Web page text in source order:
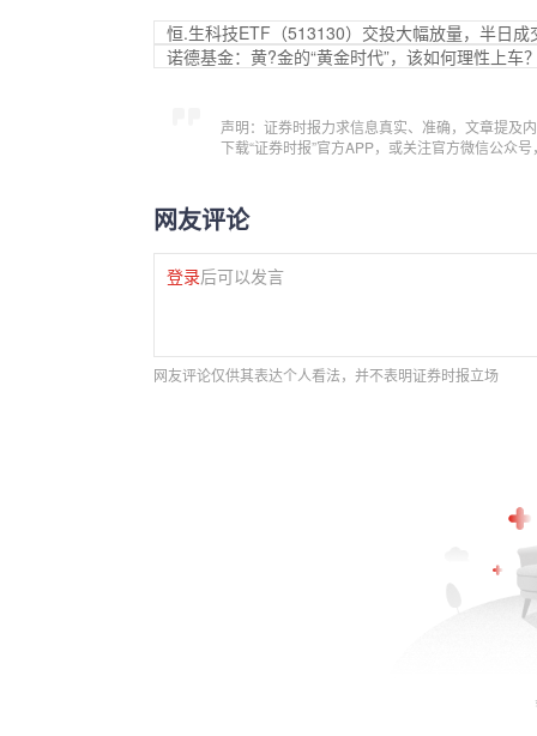
恒.生科技ETF（513130）交投大幅放量，半日成
诺德基金：黄?金的“黄金时代”，该如何理性上车
声明：证券时报力求信息真实、准确，文章提及
下载“证券时报”官方APP，或关注官方微信公众
网友评论
登录后可以发言
网友评论仅供其表达个人看法，并不表明证券时报立场